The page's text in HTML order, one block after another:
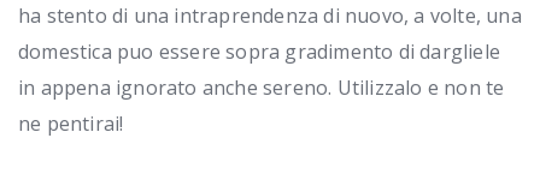
ha stento di una intraprendenza di nuovo, a volte, una
domestica puo essere sopra gradimento di dargliele
in appena ignorato anche sereno. Utilizzalo e non te
ne pentirai!